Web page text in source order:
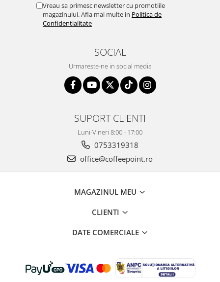
Vreau sa primesc newsletter cu promotiile
magazinului. Afla mai multe in Politica de
Confidentialitate
SOCIAL
Urmareste-ne in social media
SUPORT CLIENTI
Luni-Vineri 8:00 - 17:00
0753319318
office@coffeepoint.ro
MAGAZINUL MEU
CLIENTI
DATE COMERCIALE